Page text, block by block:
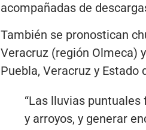
acompañadas de
También se pronostican
Veracruz (región Olmeca)
Puebla, Veracruz y
“Las lluvias
y arroyos, y generar